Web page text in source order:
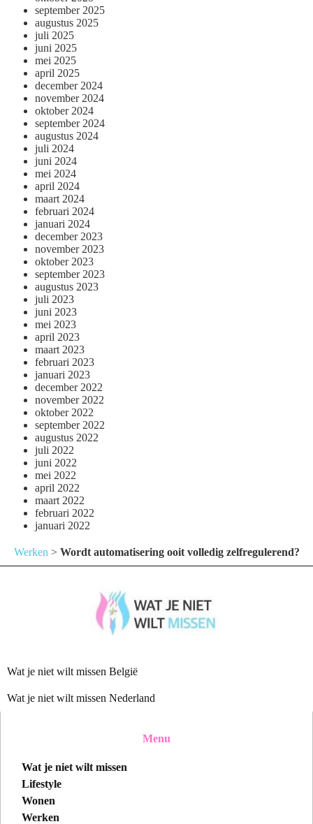
september 2025
augustus 2025
juli 2025
juni 2025
mei 2025
april 2025
december 2024
november 2024
oktober 2024
september 2024
augustus 2024
juli 2024
juni 2024
mei 2024
april 2024
maart 2024
februari 2024
januari 2024
december 2023
november 2023
oktober 2023
september 2023
augustus 2023
juli 2023
juni 2023
mei 2023
april 2023
maart 2023
februari 2023
januari 2023
december 2022
november 2022
oktober 2022
september 2022
augustus 2022
juli 2022
juni 2022
mei 2022
april 2022
maart 2022
februari 2022
januari 2022
Werken > Wordt automatisering ooit volledig zelfregulerend?
Wat je niet wilt missen België
Wat je niet wilt missen Nederland
Menu
Wat je niet wilt missen
Lifestyle
Wonen
Werken